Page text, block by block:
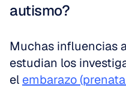
autismo?
Muchas influencias
estudian los
el embarazo